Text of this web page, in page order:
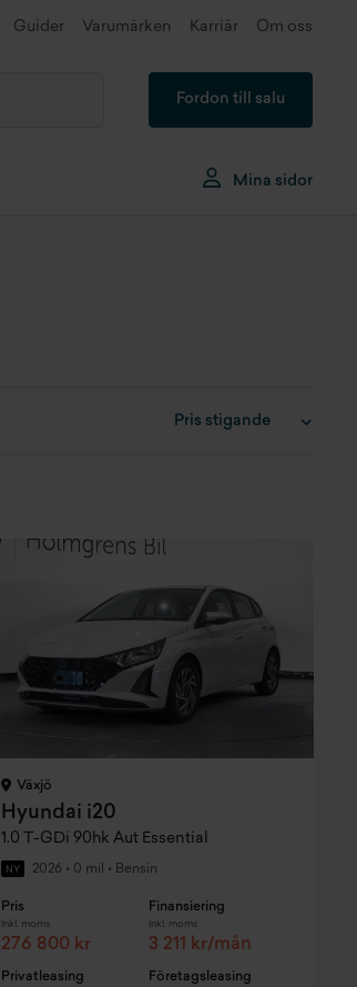
Guider Varumärken Karriär Om oss
Fordon till salu
Mina sidor
Växjö
Hyundai i20
1.0 T-GDi 90hk Aut Essential
NY 2026 • 0 mil • Bensin
Pris
Inkl. moms
276 800 kr
Finansiering
Inkl. moms
3 211 kr/mån
Privatleasing Företagsleasing